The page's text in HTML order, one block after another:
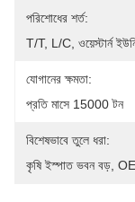
পরিশোধের শর্ত:
T/T, L/C, ওয়েস্টার্ন
যোগানের ক্ষমতা:
প্রতি মাসে 15000 টন
বিশেষভাবে তুলে ধরা:
কৃষি ইস্পাত ভবন বড়